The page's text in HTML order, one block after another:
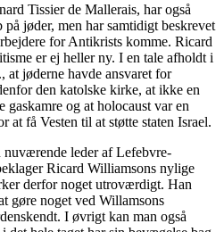
Tissier de Mallerais, har også
jøder, men har samtidigt beskrevet
for Antikrists komme. Ricard
er ej heller ny. I en tale afholdt i
at jøderne havde ansvaret for
den katolske kirke, at ikke en
gaskamre og at holocaust var en
at få Vesten til at støtte staten Israel.
leder af Lefebvre-
Ricard Williamsons nylige
derfor noget utroværdigt. Han
gøre noget ved Willamsons
I øvrigt kan man også